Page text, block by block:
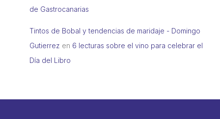
de Gastrocanarias
Tintos de Bobal y tendencias de maridaje - Domingo
Gutierrez en 6 lecturas sobre el vino para celebrar el
Día del Libro